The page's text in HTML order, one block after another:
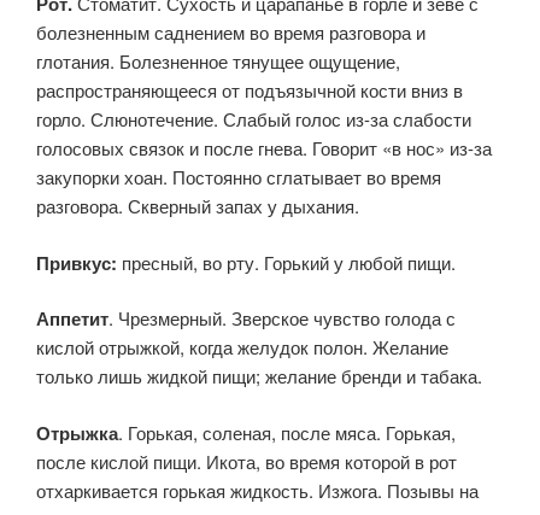
болезненным саднением во время разговора и
глотания. Болезненное тянущее ощущение,
распространяющееся от подъязычной кости вниз в
горло. Слюнотечение. Слабый голос из-за слабости
голосовых связок и после гнева. Говорит «в нос» из-за
закупорки хоан. Постоянно сглатывает во время
разговора. Скверный запах у дыхания.
Привкус: пресный, во рту. Горький у любой пищи.
Аппетит. Чрезмерный. Зверское чувство голода с
кислой отрыжкой, когда желудок полон. Желание
только лишь жидкой пищи; желание бренди и табака.
Отрыжка. Горькая, соленая, после мяса. Горькая,
после кислой пищи. Икота, во время которой в рот
отхаркивается горькая жидкость. Изжога. Позывы на